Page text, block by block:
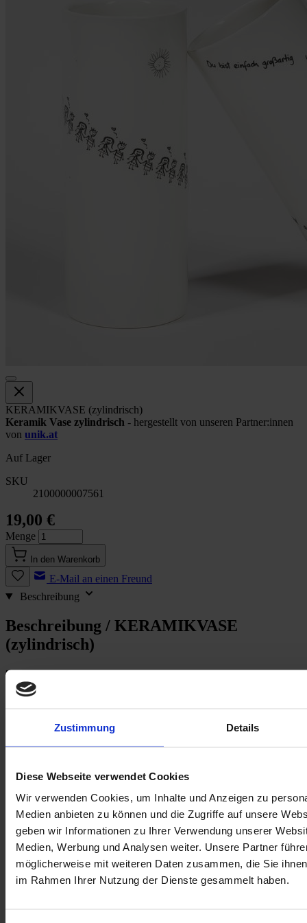
Zustimmung Details
Diese Webseite verwendet Cookies
Wir verwenden Cookies, um Inhalte und Anzeigen zu
Medien anbieten zu können und die Zugriffe auf unsere
geben wir Informationen zu Ihrer Verwendung unserer
Medien, Werbung und Analysen weiter. Unsere Partner
möglicherweise mit weiteren Daten zusammen, die Sie
im Rahmen Ihrer Nutzung der Dienste gesammelt haben.
KERAMIKVASE (zylindrisch)
Keramik Vase zylindrisch - hergestellt von unseren Partner:innen
von unik.at
Auf Lager
SKU
2100000007561
19,00 €
Menge
In den Warenkorb
E-Mail an einen Freund
Beschreibung
Beschreibung / KERAMIKVASE
(zylindrisch)
Keramik Vase zylindrisch- hergestellt von unseren Partner:innen
vonunik.at
Diese Vase in schlichter Form ergibt zusammen mit Ihrem
Blumenschmuck eine perfekte Dekoration. Auch Gräser oder
Zweige finden darin ein schönes Zuhause.
Höhe: 17,4 cm
Durchmesser:7 cm
!! Limitierte Stückzahl !!